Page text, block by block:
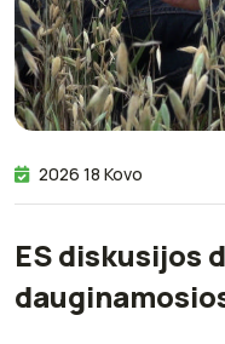
2026 18 Kovo
ES diskusijos